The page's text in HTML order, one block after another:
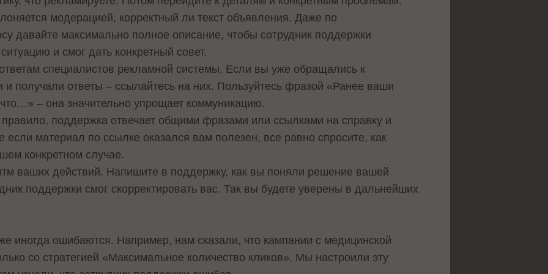
модерацией, корректный ли текст объявления. Даже по
давайте максимально полное описание, чтобы сотрудник поддержки
и смог дать конкретный совет.
специалистов рекламной системы. Если вы уже обращались к
и получали ответы – ссылайтесь на них. Пользуйтесь фразой «Ранее ваши
– она значительно упрощает коммуникацию.
поддержка отвечает общими фразами или ссылками на справку и
если материал по ссылке оказался вам полезен, все равно спросите, как
конкретном случае.
ваших действий. Напишите в поддержку, как вы поняли решение вашей
поддержки смог скорректировать вас. Так вы будете уверены в дальнейших
иногда ошибаются. Например, нам сказали, что кампании с медицинской
со стратегией «Максимальное количество кликов». Мы настроили эту